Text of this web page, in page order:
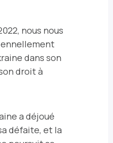
nous nous
dans son
droit à
a déjoué
défaite, et la